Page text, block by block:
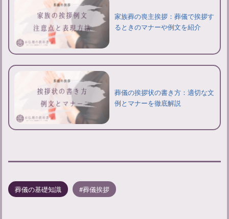
家族葬の喪主挨拶：葬儀で挨拶す
るときのマナーや例文を紹介
葬儀の挨拶状の書き方：適切な文
例とマナーを徹底解説
葬儀の基礎知識 葬儀挨拶